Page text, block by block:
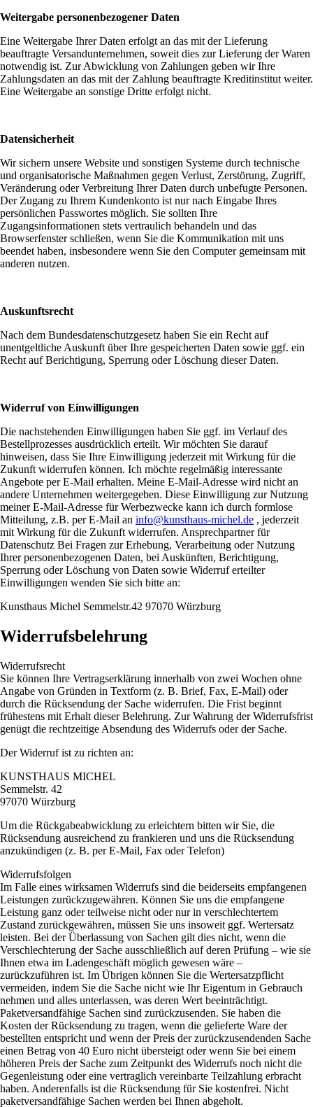
Weitergabe personenbezogener Daten
Eine Weitergabe Ihrer Daten erfolgt an das mit der Lieferung
beauftragte Versandunternehmen, soweit dies zur Lieferung der Waren
notwendig ist. Zur Abwicklung von Zahlungen geben wir Ihre
Zahlungsdaten an das mit der Zahlung beauftragte Kreditinstitut weiter.
Eine Weitergabe an sonstige Dritte erfolgt nicht.
Datensicherheit
Wir sichern unsere Website und sonstigen Systeme durch technische
und organisatorische Maßnahmen gegen Verlust, Zerstörung, Zugriff,
Veränderung oder Verbreitung Ihrer Daten durch unbefugte Personen.
Der Zugang zu Ihrem Kundenkonto ist nur nach Eingabe Ihres
persönlichen Passwortes möglich. Sie sollten Ihre
Zugangsinformationen stets vertraulich behandeln und das
Browserfenster schließen, wenn Sie die Kommunikation mit uns
beendet haben, insbesondere wenn Sie den Computer gemeinsam mit
anderen nutzen.
Auskunftsrecht
Nach dem Bundesdatenschutzgesetz haben Sie ein Recht auf
unentgeltliche Auskunft über Ihre gespeicherten Daten sowie ggf. ein
Recht auf Berichtigung, Sperrung oder Löschung dieser Daten.
Widerruf von Einwilligungen
Die nachstehenden Einwilligungen haben Sie ggf. im Verlauf des
Bestellprozesses ausdrücklich erteilt. Wir möchten Sie darauf
hinweisen, dass Sie Ihre Einwilligung jederzeit mit Wirkung für die
Zukunft widerrufen können. Ich möchte regelmäßig interessante
Angebote per E-Mail erhalten. Meine E-Mail-Adresse wird nicht an
andere Unternehmen weitergegeben. Diese Einwilligung zur Nutzung
meiner E-Mail-Adresse für Werbezwecke kann ich durch formlose
Mitteilung, z.B. per E-Mail an info@kunsthaus-michel.de , jederzeit
mit Wirkung für die Zukunft widerrufen. Ansprechpartner für
Datenschutz Bei Fragen zur Erhebung, Verarbeitung oder Nutzung
Ihrer personenbezogenen Daten, bei Auskünften, Berichtigung,
Sperrung oder Löschung von Daten sowie Widerruf erteilter
Einwilligungen wenden Sie sich bitte an:
Kunsthaus Michel Semmelstr.42 97070 Würzburg
Widerrufsbelehrung
Widerrufsrecht
Sie können Ihre Vertragserklärung innerhalb von zwei Wochen ohne
Angabe von Gründen in Textform (z. B. Brief, Fax, E-Mail) oder
durch die Rücksendung der Sache widerrufen. Die Frist beginnt
frühestens mit Erhalt dieser Belehrung. Zur Wahrung der Widerrufsfrist
genügt die rechtzeitige Absendung des Widerrufs oder der Sache.
Der Widerruf ist zu richten an:
KUNSTHAUS MICHEL
Semmelstr. 42
97070 Würzburg
Um die Rückgabeabwicklung zu erleichtern bitten wir Sie, die
Rücksendung ausreichend zu frankieren und uns die Rücksendung
anzukündigen (z. B. per E-Mail, Fax oder Telefon)
Widerrufsfolgen
Im Falle eines wirksamen Widerrufs sind die beiderseits empfangenen
Leistungen zurückzugewähren. Können Sie uns die empfangene
Leistung ganz oder teilweise nicht oder nur in verschlechtertem
Zustand zurückgewähren, müssen Sie uns insoweit ggf. Wertersatz
leisten. Bei der Überlassung von Sachen gilt dies nicht, wenn die
Verschlechterung der Sache ausschließlich auf deren Prüfung – wie sie
Ihnen etwa im Ladengeschäft möglich gewesen wäre –
zurückzuführen ist. Im Übrigen können Sie die Wertersatzpflicht
vermeiden, indem Sie die Sache nicht wie Ihr Eigentum in Gebrauch
nehmen und alles unterlassen, was deren Wert beeinträchtigt.
Paketversandfähige Sachen sind zurückzusenden. Sie haben die
Kosten der Rücksendung zu tragen, wenn die gelieferte Ware der
bestellten entspricht und wenn der Preis der zurückzusendenden Sache
einen Betrag von 40 Euro nicht übersteigt oder wenn Sie bei einem
höheren Preis der Sache zum Zeitpunkt des Widerrufs noch nicht die
Gegenleistung oder eine vertraglich vereinbarte Teilzahlung erbracht
haben. Anderenfalls ist die Rücksendung für Sie kostenfrei. Nicht
paketversandfähige Sachen werden bei Ihnen abgeholt.